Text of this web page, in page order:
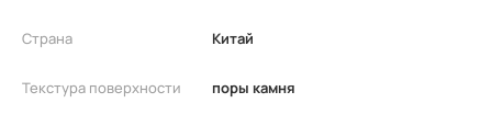
Страна Китай
Текстура поверхности поры камня